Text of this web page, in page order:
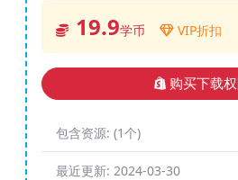
19.9学币 VIP折扣
购买下载
包含资源: (1个)
最近更新: 2024-03-30